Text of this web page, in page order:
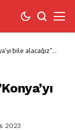
bile alacağız”
2023